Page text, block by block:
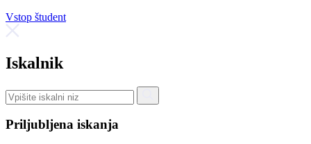
Vstop študent
Iskalnik
Priljubljena iskanja